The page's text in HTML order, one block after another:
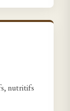
nutritifs